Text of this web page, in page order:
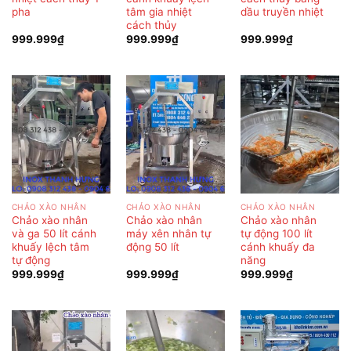
pha
999.999₫
tâm gia nhiệt
cách thủy
999.999₫
dầu truyền nhiệt
999.999₫
CHẢO XÀO NHÂN
Chảo xào nhân
và ga 50 lít cánh
khuấy lệch tâm
tự động
999.999₫
CHẢO XÀO NHÂN
Chảo xào nhân
máy xên nhân tự
động 50 lít
999.999₫
CHẢO XÀO NHÂN
Chảo xào nhân
tự động 100 lít
cánh khuấy đa
năng
999.999₫